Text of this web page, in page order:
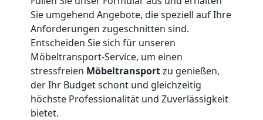
Sie umgehend Angebote, die speziell auf Ihre
Anforderungen zugeschnitten sind.
Entscheiden Sie sich für unseren
Möbeltransport-Service, um einen
stressfreien Möbeltransportzu genießen,
der Ihr Budget schont und gleichzeitig
höchste Professionalität und Zuverlässigkeit
bietet.
National
Beiladung
International